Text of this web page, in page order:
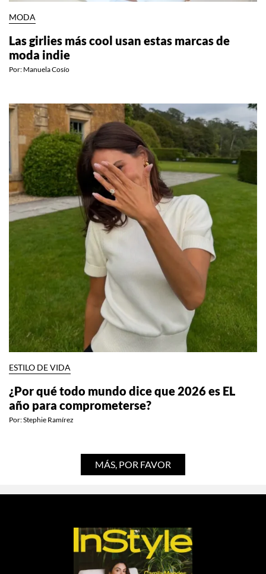
MODA
Las girlies más cool usan estas marcas de
moda indie
Por: Manuela Cosío
ESTILO DE VIDA
¿Por qué todo mundo dice que 2026 es EL
año para comprometerse?
Por:Stephie Ramírez
MÁS, POR FAVOR